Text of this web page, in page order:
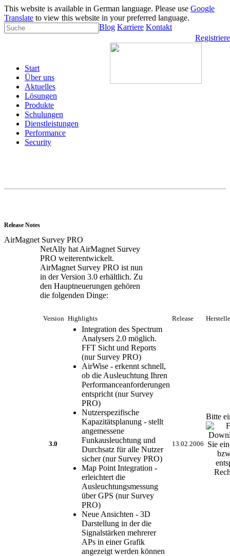
This website is available in German language. Please use Google
Translate to view this website in your preferred language.
Blog Karriere Kontakt
Start
Über uns
Aktuelles
Lösungen
Produkte
Schulungen
Dienstleistungen
Performance
Security
Release Notes
AirMagnet Survey PRO
NetAlly hat AirMagnet Survey
PRO weiterentwickelt.
AirMagnet Survey PRO ist nun
in der Version 3.0 erhältlich. Zu
den Hauptneuerungen gehören
die folgenden Dinge:
Version Highlights Release
3.0
Integration des Spectrum
Analysers 2.0 möglich.
FFT Sicht und Reports
(nur Survey PRO)
AirWise - erkennt schnell,
ob die Ausleuchtung Ihren
Performanceanforderungen
entspricht (nur Survey
PRO)
Nutzerspezifische
Kapazitätsplanung - stellt
angemessene
Funkausleuchtung und
Durchsatz für alle Nutzer
sicher (nur Survey PRO)
Map Point Integration -
erleichtert die
Ausleuchtungsmessung
über GPS (nur Survey
PRO)
Neue Ansichten - 3D
Darstellung in der die
Signalstärken mehrerer
APs in einer Grafik
angezeigt werden können
13.02.2006
Bitte